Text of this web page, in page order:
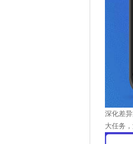
深化差
大任务